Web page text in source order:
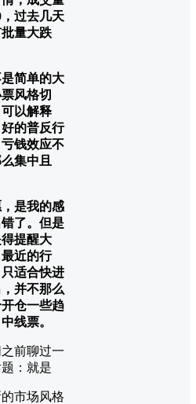
，过去几天
量大跌
简单的大
风格切
以解释
的普反行
钱效应不
集中且
是我的感
了。但是
提醒大
近的行
只适合快进
并不那么
仓一些趋
线票。
前聊过一
：就是
市场风格